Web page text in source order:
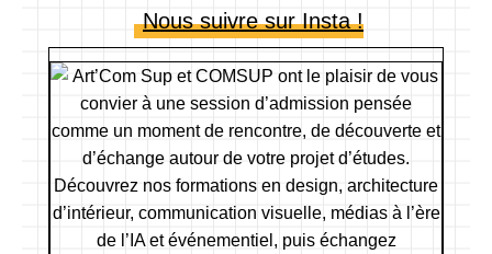
Nous suivre sur Insta !